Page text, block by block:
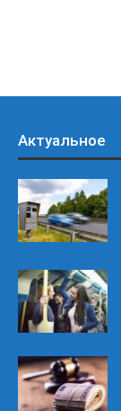
Актуальное